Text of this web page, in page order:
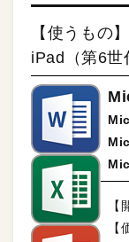
【使うもの
iPad（第6世
【